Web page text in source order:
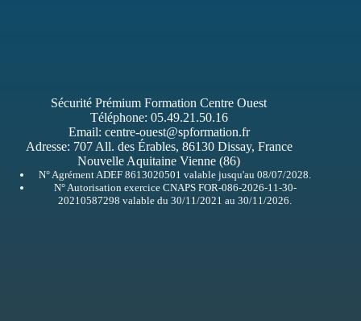
Sécurité Prémium Formation Centre Ouest
Téléphone: 05.49.21.50.16
Email: centre-ouest@spformation.fr
Adresse: 707 All. des Érables, 86130 Dissay, France
Nouvelle Aquitaine Vienne (86)
N° Agrément ADEF 8613020501 valable jusqu'au 08/07/2028.
N° Autorisation exercice CNAPS FOR-086-2026-11-30-
20210587298 valable du 30/11/2021 au 30/11/2026.